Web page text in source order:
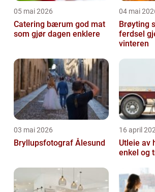
05 mai 2026
Catering bærum god mat
som gjør dagen enklere
04 mai
Brøyting slik sikres trygg
ferdsel
vinteren
03 mai 2026
Bryllupsfotograf Ålesund
16 april
Utleie av
enkel og